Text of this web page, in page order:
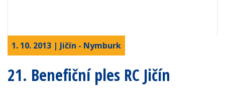
1. 10. 2013 | Jičín - Nymburk
21. Benefiční ples RC Jičín